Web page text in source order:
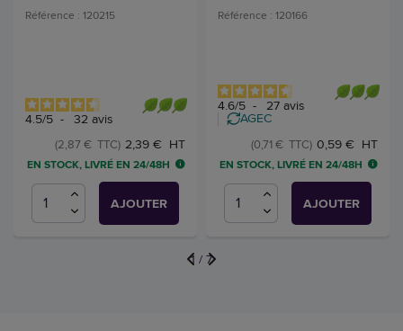
Référence : 120215
4.5/5 - 32 avis
2,39 € HT
(2,87 € TTC)
EN STOCK, LIVRÉ EN 24/48H
AJOUTER
Référence : 120166
4.6/5 - 27 avis
AGEC
0,59 € HT
(0,71 € TTC)
EN STOCK, LIVRÉ EN 24/48H
AJOUTER
1 / 7